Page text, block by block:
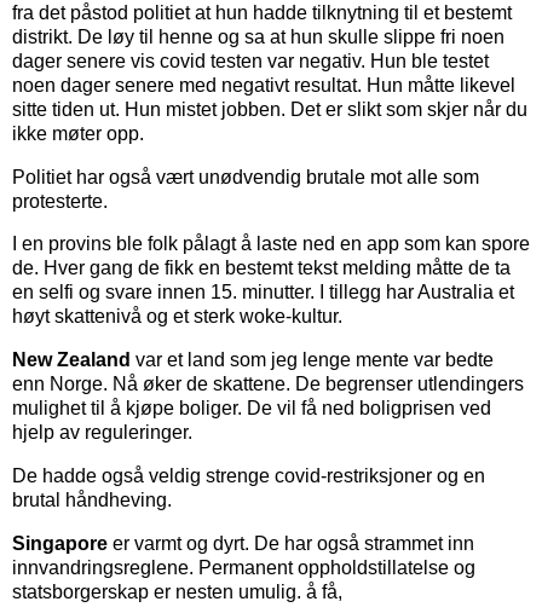
fra det påstod politiet at hun hadde tilknytning til et bestemt
distrikt. De løy til henne og sa at hun skulle slippe fri noen
dager senere vis covid testen var negativ. Hun ble testet
noen dager senere med negativt resultat. Hun måtte likevel
sitte tiden ut. Hun mistet jobben. Det er slikt som skjer når du
ikke møter opp.
Politiet har også vært unødvendig brutale mot alle som
protesterte.
I en provins ble folk pålagt å laste ned en app som kan spore
de. Hver gang de fikk en bestemt tekst melding måtte de ta
en selfi og svare innen 15. minutter. I tillegg har Australia et
høyt skattenivå og et sterk woke-kultur.
New Zealand var et land som jeg lenge mente var bedte
enn Norge. Nå øker de skattene. De begrenser utlendingers
mulighet til å kjøpe boliger. De vil få ned boligprisen ved
hjelp av reguleringer.
De hadde også veldig strenge covid-restriksjoner og en
brutal håndheving.
Singapore er varmt og dyrt. De har også strammet inn
innvandringsreglene. Permanent oppholdstillatelse og
statsborgerskap er nesten umulig. å få,